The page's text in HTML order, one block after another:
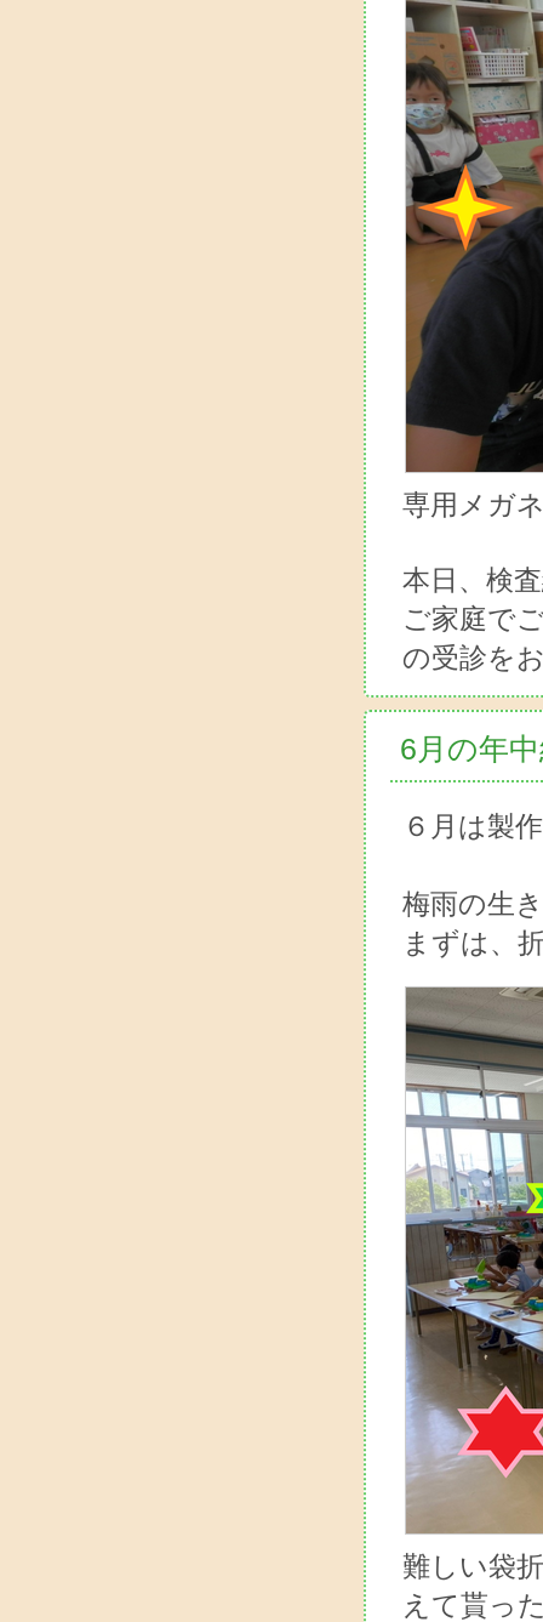
専用メガ
本日、検
ご家庭で
の受診を
6月の年
６月は製
梅雨の生
まずは、
難しい袋
えて貰っ